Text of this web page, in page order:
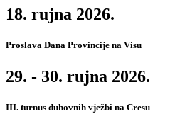
18. rujna 2026.
Proslava Dana Provincije na Visu
29. - 30. rujna 2026.
III. turnus duhovnih vježbi na Cresu